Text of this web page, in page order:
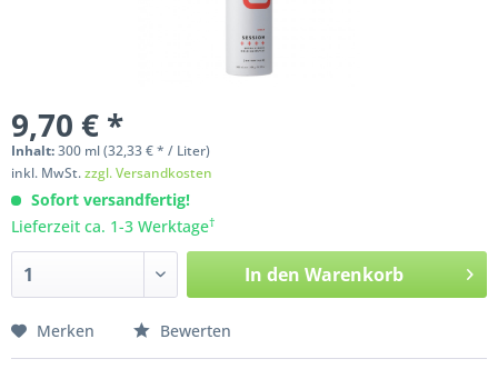
9,70 € *
Inhalt:300 ml(32,33 € * / Liter)
inkl. MwSt.zzgl. Versandkosten
Sofort versandfertig!
Lieferzeit ca. 1-3 Werktage†
In den Warenkorb
Merken Bewerten